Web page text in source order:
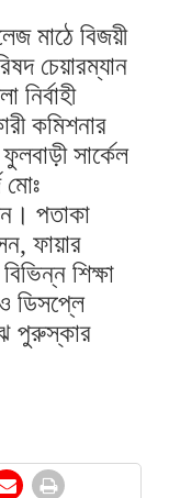
মাঠে বিজয়ী
চেয়ারম্যান
কমিশনার
সার্কেল
মোঃ
পতাকা
ফায়ার
শিক্ষা
ও ডিসপ্লে
পুরুস্কার